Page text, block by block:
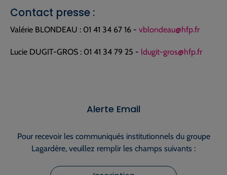
Contact presse :
Valérie BLONDEAU : 01 41 34 67 16 - vblondeau@hfp.fr
Lucie DUGIT-GROS : 01 41 34 79 25 - ldugit-gros@hfp.fr
Alerte Email
Pour recevoir les communiqués institutionnels du groupe
Lagardère, veuillez remplir les champs suivants :